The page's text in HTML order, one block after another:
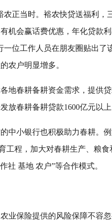
正当时。裕农快贷送福利，
机会赢话费优惠，年化贷款
一位工作人员在朋友圈贴出了
农户明显增多。
地春耕备耕资金需求，提供
放春耕备耕贷款1600亿元以上
中小银行也积极助力春耕。
工程，加大对春耕生产、粮
社 基地 农户”等合作模式。
业保险提供的风险保障不容